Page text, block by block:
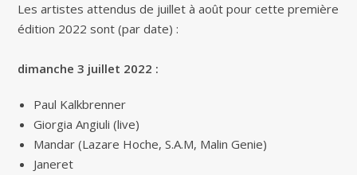
Les artistes attendus de juillet à août pour cette première
édition 2022 sont (par date) :
dimanche 3 juillet 2022 :
Paul Kalkbrenner
Giorgia Angiuli (live)
Mandar (Lazare Hoche, S.A.M, Malin Genie)
Janeret